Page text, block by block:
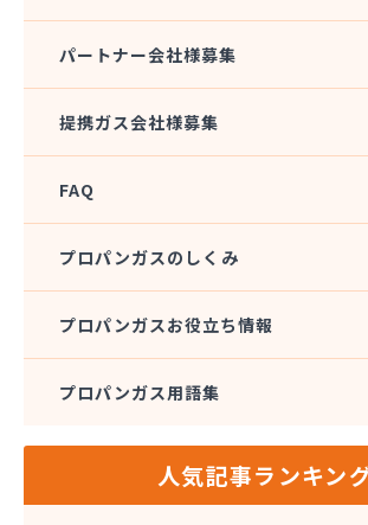
パートナー会社様募集
提携ガス会社様募集
FAQ
プロパンガスのしくみ
プロパンガスお役立ち情報
プロパンガス用語集
人気記事ランキン